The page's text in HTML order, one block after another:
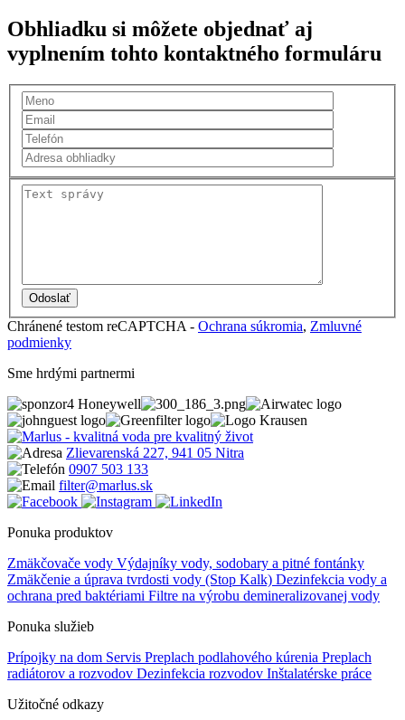
Obhliadku si môžete objednať aj
vyplnením tohto kontaktného formuláru
Chránené testom reCAPTCHA - Ochrana súkromia, Zmluvné
podmienky
Sme hrdými partnermi
Zlievarenská 227, 941 05 Nitra
0907 503 133
filter@marlus.sk
Ponuka produktov
Zmäkčovače vody Výdajníky vody, sodobary a pitné fontánky
Zmäkčenie a úprava tvrdosti vody (Stop Kalk) Dezinfekcia vody a
ochrana pred baktériami Filtre na výrobu demineralizovanej vody
Ponuka služieb
Prípojky na dom Servis Preplach podlahového kúrenia Preplach
radiátorov a rozvodov Dezinfekcia rozvodov Inštalatérske práce
Užitočné odkazy